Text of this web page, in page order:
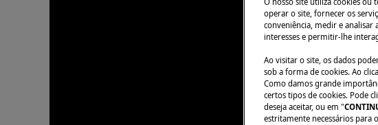
operar o site, fornecer os
conveniência, medir e analisar
interesses e permitir-lhe
Ao visitar o site, os dados
sob a forma de cookies. Ao
Como damos grande
certos tipos de cookies. Pode
deseja aceitar, ou em "
estritamente necessários para